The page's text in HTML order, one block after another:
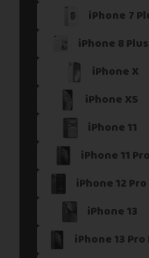
Si vous ne trouvez
Vous pouvez
iPhone 7
iPhone 8 Plus
iPhone X
iPhone XS
iPhone 11
iPhone 11
iPhone 12 Pro
iPhone 13
iPhone 13 Pro